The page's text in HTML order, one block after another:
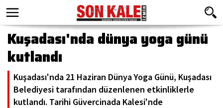
Kuşadası'nda dünya yoga günü
kutlandı
Kuşadası'nda 21 Haziran Dünya Yoga Günü, Kuşadası
Belediyesi tarafından düzenlenen etkinliklerle
kutlandı. Tarihi Güvercinada Kalesi'nde